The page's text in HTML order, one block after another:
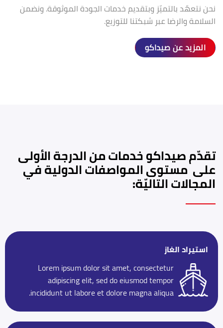
نحن نتعهّد بالتميّز وبتقديم خدمات الجودة الموثوقة. ونضمن
السلامة والرضا عبر شبكتنا للتوزيع.
المزيد عن صيداكو
تقدّم صيداكو خدمات من الدرجة الأولى
على مستوى المواصفات الدولية في
المجالات التاليّة:
استيراد الغاز
Lorem ipsum dolor sit amet, consectetur
adipiscing elit, sed do eiusmod tempor
incididunt ut labore et dolore magna aliqua.